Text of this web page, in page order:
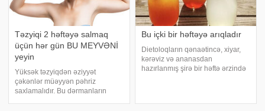
Təzyiqi 2 həftəyə salmaq
üçün hər gün BU MEYVƏNİ
yeyin
Yüksək təzyiqdən əziyyət
çəkənlər müəyyən pəhriz
saxlamalıdır. Bu dərmanların
Bu içki bir həftəyə arıqladır
Dietoloqların qənaətincə, xiyar,
kərəviz və ananasdan
hazırlanmış şirə bir həftə ərzində